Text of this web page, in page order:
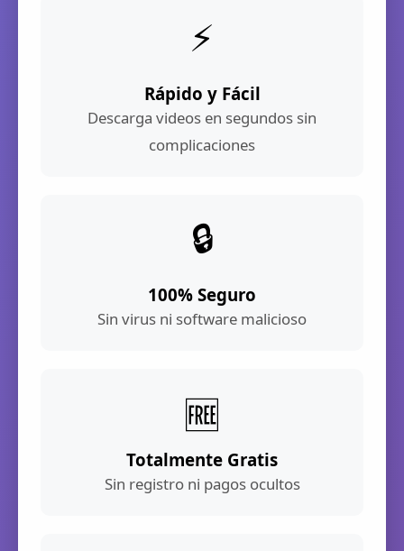
⚡
Rápido y Fácil
Descarga videos en segundos sin
complicaciones
🔒
100% Seguro
Sin virus ni software malicioso
🆓
Totalmente Gratis
Sin registro ni pagos ocultos